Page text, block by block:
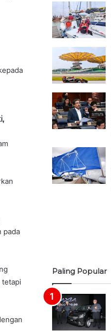
pada
tetapi
Paling Popular